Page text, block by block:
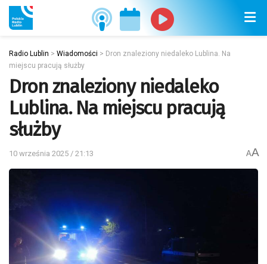
Radio Lublin > Wiadomości > Dron znaleziony niedaleko Lublina. Na
miejscu pracują służby
Dron znaleziony niedaleko
Lublina. Na miejscu pracują
służby
10 września 2025 / 21:13 AA